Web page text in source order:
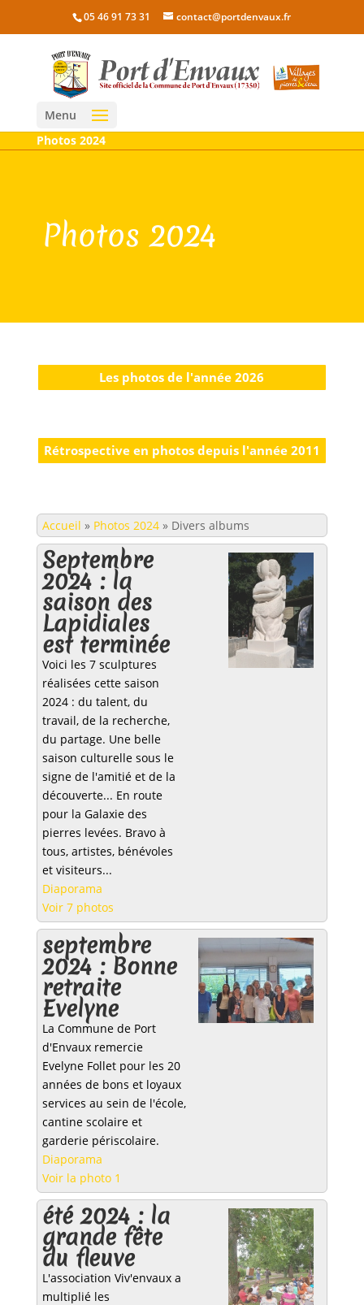
05 46 91 73 31 contact@portdenvaux.fr
Menu
Photos 2024
Photos 2024
Les photos de l'année 2026
Rétrospective en photos depuis l'année 2011
Accueil » Photos 2024» Divers albums
Septembre
2024 : la
saison des
Lapidiales
est terminée
Voici les 7 sculptures
réalisées cette saison
2024 : du talent, du
travail, de la recherche,
du partage. Une belle
saison culturelle sous le
signe de l'amitié et de la
découverte... En route
pour la Galaxie des
pierres levées. Bravo à
tous, artistes, bénévoles
et visiteurs...
Diaporama
Voir 7 photos
septembre
2024 : Bonne
retraite
Evelyne
La Commune de Port
d'Envaux remercie
Evelyne Follet pour les 20
années de bons et loyaux
services au sein de l'école,
cantine scolaire et
garderie périscolaire.
Diaporama
Voir la photo 1
été 2024 : la
grande fête
du fleuve
L'association Viv'envaux a
multiplié les